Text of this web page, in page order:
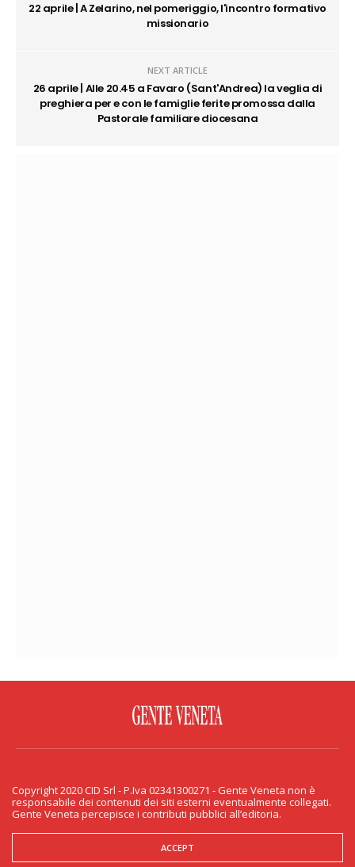
22 aprile | A Zelarino, nel pomeriggio, l'incontro formativo
missionario
NEXT ARTICLE
26 aprile | Alle 20.45 a Favaro (Sant'Andrea) la veglia di
preghiera per e con le famiglie ferite promossa dalla
Pastorale familiare diocesana
PRIVACY & COOKIE
Copyright 2020 CID Srl - P.Iva 02341300271 - Gente Veneta non è responsabile
dei contenuti dei siti esterni eventualmente collegati. Gente Veneta percepisce
i contributi pubblici all’editoria.
Copyright 2020 CID Srl - P.Iva 02341300271 - Gente Veneta non è
responsabile dei contenuti dei siti esterni eventualmente collegati.
Gente Veneta percepisce i contributi pubblici all’editoria.
ACCEPT